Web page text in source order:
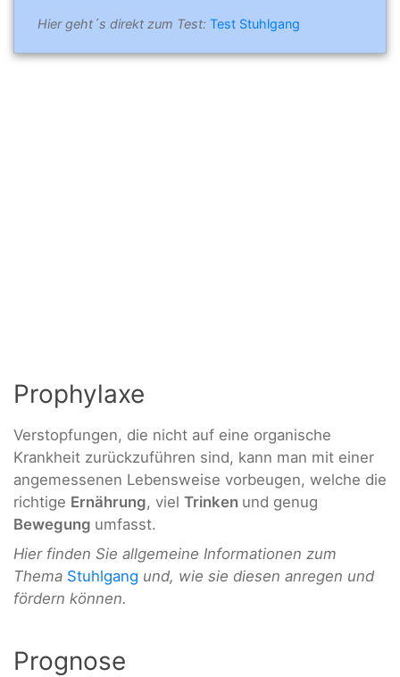
Hier geht´s direkt zum Test: Test Stuhlgang
Prophylaxe
Verstopfungen, die nicht auf eine organische
Krankheit zurückzuführen sind, kann man mit einer
angemessenen Lebensweise vorbeugen, welche die
richtige Ernährung, viel Trinken und genug
Bewegung umfasst.
Hier finden Sie allgemeine Informationen zum
Thema Stuhlgang und, wie sie diesen anregen und
fördern können.
Prognose